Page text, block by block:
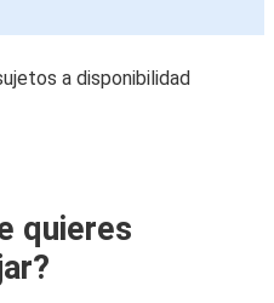
a disponibilidad
quieres